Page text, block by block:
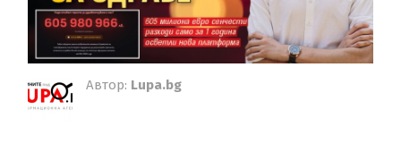
Автор: Lupa.bg